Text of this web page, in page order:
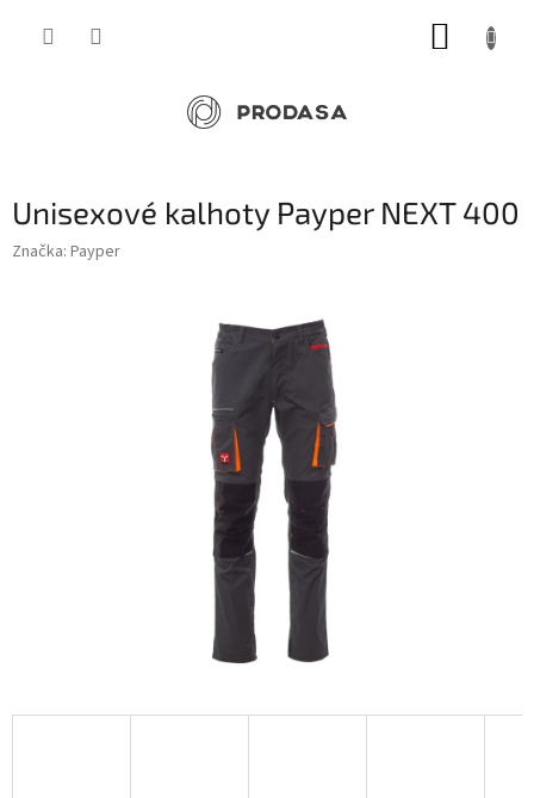
Unisexové kalhoty Payper NEXT 400
Značka: Payper